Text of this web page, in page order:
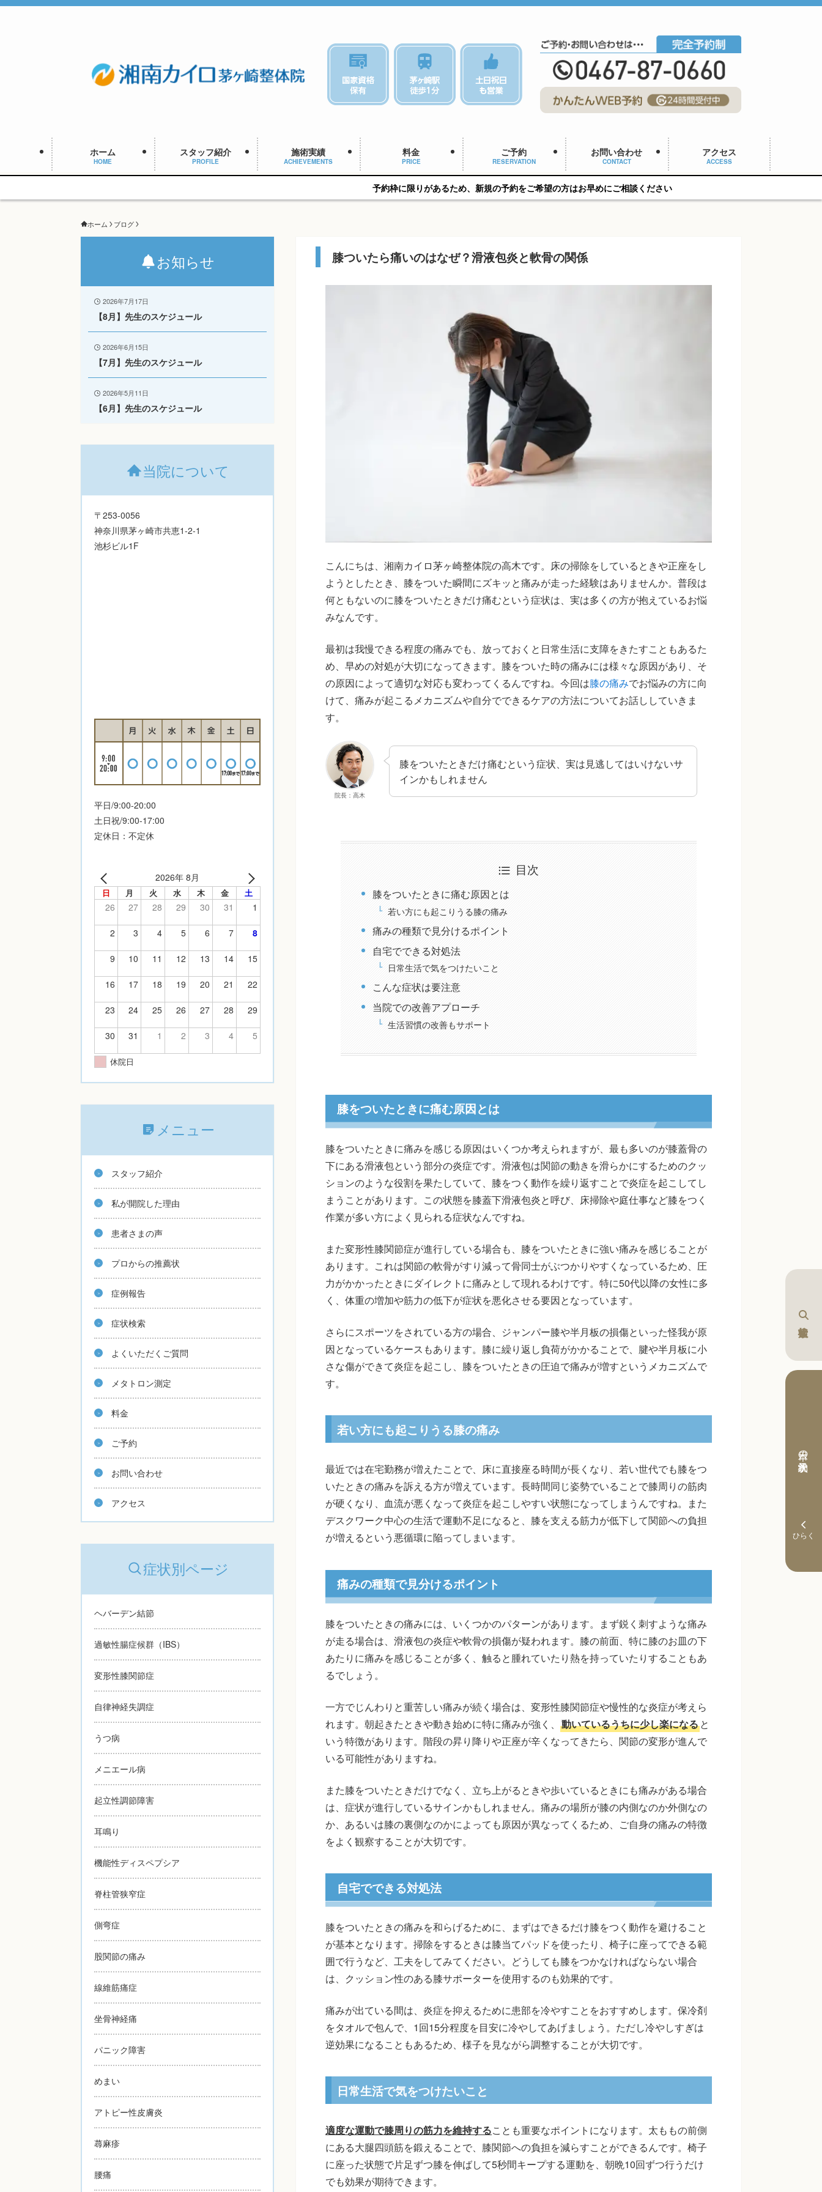
ホーム
HOME
スタッフ紹介
PROFILE
施術実績
ACHIEVEMENTS
料金
PRICE
ご予約
RESERVATION
お問い合わせ
CONTACT
アクセス
ACCESS
予約枠に限りがあるため、新規の予約をご希望の方はお早めにご相談ください
ホーム ブログ
膝ついたら痛いのはなぜ？滑液包炎と軟骨の関係
本日の予約状況
こんにちは、湘南カイロ茅ヶ崎整体院の高木です。床の掃除をしているときや正座をし
ようとしたとき、膝をついた瞬間にズキッと痛みが走った経験はありませんか。普段は
何ともないのに膝をついたときだけ痛むという症状は、実は多くの方が抱えているお悩
みなんです。
最初は我慢できる程度の痛みでも、放っておくと日常生活に支障をきたすこともあるた
め、早めの対処が大切になってきます。膝をついた時の痛みには様々な原因があり、そ
の原因によって適切な対応も変わってくるんですね。今回は膝の痛みでお悩みの方に向
けて、痛みが起こるメカニズムや自分でできるケアの方法についてお話ししていきま
す。
院長：高木
膝をついたときだけ痛むという症状、実は見逃してはいけないサ
インかもしれません
目次
膝をついたときに痛む原因とは
若い方にも起こりうる膝の痛み
痛みの種類で見分けるポイント
自宅でできる対処法
日常生活で気をつけたいこと
こんな症状は要注意
当院での改善アプローチ
生活習慣の改善もサポート
膝をついたときに痛む原因とは
膝をついたときに痛みを感じる原因はいくつか考えられますが、最も多いのが膝蓋骨の
下にある滑液包という部分の炎症です。滑液包は関節の動きを滑らかにするためのクッ
ションのような役割を果たしていて、膝をつく動作を繰り返すことで炎症を起こしてし
まうことがあります。この状態を膝蓋下滑液包炎と呼び、床掃除や庭仕事など膝をつく
作業が多い方によく見られる症状なんですね。
また変形性膝関節症が進行している場合も、膝をついたときに強い痛みを感じることが
あります。これは関節の軟骨がすり減って骨同士がぶつかりやすくなっているため、圧
力がかかったときにダイレクトに痛みとして現れるわけです。特に50代以降の女性に多
く、体重の増加や筋力の低下が症状を悪化させる要因となっています。
さらにスポーツをされている方の場合、ジャンパー膝や半月板の損傷といった怪我が原
因となっているケースもあります。膝に繰り返し負荷がかかることで、腱や半月板に小
さな傷ができて炎症を起こし、膝をついたときの圧迫で痛みが増すというメカニズムで
す。
若い方にも起こりうる膝の痛み
最近では在宅勤務が増えたことで、床に直接座る時間が長くなり、若い世代でも膝をつ
いたときの痛みを訴える方が増えています。長時間同じ姿勢でいることで膝周りの筋肉
が硬くなり、血流が悪くなって炎症を起こしやすい状態になってしまうんですね。また
デスクワーク中心の生活で運動不足になると、膝を支える筋力が低下して関節への負担
が増えるという悪循環に陥ってしまいます。
痛みの種類で見分けるポイント
膝をついたときの痛みには、いくつかのパターンがあります。まず鋭く刺すような痛み
が走る場合は、滑液包の炎症や軟骨の損傷が疑われます。膝の前面、特に膝のお皿の下
あたりに痛みを感じることが多く、触ると腫れていたり熱を持っていたりすることもあ
るでしょう。
一方でじんわりと重苦しい痛みが続く場合は、変形性膝関節症や慢性的な炎症が考えら
れます。朝起きたときや動き始めに特に痛みが強く、 動いているうちに少し楽になると
いう特徴があります。階段の昇り降りや正座が辛くなってきたら、関節の変形が進んで
いる可能性がありますね。
また膝をついたときだけでなく、立ち上がるときや歩いているときにも痛みがある場合
は、症状が進行しているサインかもしれません。痛みの場所が膝の内側なのか外側なの
か、あるいは膝の裏側なのかによっても原因が異なってくるため、ご自身の痛みの特徴
をよく観察することが大切です。
自宅でできる対処法
膝をついたときの痛みを和らげるために、まずはできるだけ膝をつく動作を避けること
が基本となります。掃除をするときは膝当てパッドを使ったり、椅子に座ってできる範
囲で行うなど、工夫をしてみてください。どうしても膝をつかなければならない場合
は、クッション性のある膝サポーターを使用するのも効果的です。
痛みが出ている間は、炎症を抑えるために患部を冷やすことをおすすめします。保冷剤
をタオルで包んで、1回15分程度を目安に冷やしてあげましょう。ただし冷やしすぎは
逆効果になることもあるため、様子を見ながら調整することが大切です。
日常生活で気をつけたいこと
適度な運動で膝周りの筋力を維持することも重要なポイントになります。太ももの前側
にある大腿四頭筋を鍛えることで、膝関節への負担を減らすことができるんです。椅子
に座った状態で片足ずつ膝を伸ばして5秒間キープする運動を、朝晩10回ずつ行うだけ
でも効果が期待できます。
お知らせ
2026年7月17日
【8月】先生のスケジュール
2026年6月15日
【7月】先生のスケジュール
2026年5月11日
【6月】先生のスケジュール
当院について
〒253-0056
神奈川県茅ヶ崎市共恵1-2-1
池杉ビル1F
平日/9:00-20:00
土日祝/9:00-17:00
定休日：不定休
2026年 8月
日 月 火 水 木 金 土
26 27 28 29 30 31 1
2 3 4 5 6 7 8
9 10 11 12 13 14 15
16 17 18 19 20 21 22
23 24 25 26 27 28 29
30 31 1 2 3 4 5
休院日
メニュー
スタッフ紹介
私が開院した理由
患者さまの声
プロからの推薦状
症例報告
症状検索
よくいただくご質問
メタトロン測定
料金
ご予約
お問い合わせ
アクセス
症状別ページ
ヘバーデン結節
過敏性腸症候群（IBS）
変形性膝関節症
自律神経失調症
うつ病
メニエール病
起立性調節障害
耳鳴り
機能性ディスペプシア
脊柱管狭窄症
側弯症
股関節の痛み
線維筋痛症
坐骨神経痛
パニック障害
めまい
アトピー性皮膚炎
蕁麻疹
腰痛